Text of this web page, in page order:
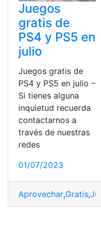
Juegos
gratis de
PS4 y PS5 en
julio
Juegos gratis de
PS4 y PS5 en julio –
Si tienes alguna
inquietud recuerda
contactarnos a
través de nuestras
redes
01/07/2023
Aprovechar,Gratis,